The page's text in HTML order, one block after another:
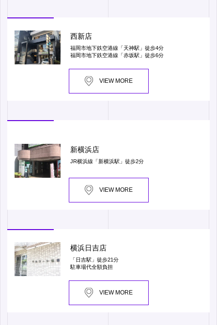
西新店
福岡市地下鉄空港線「天神駅」徒歩4分
福岡市地下鉄空港線「赤坂駅」徒歩6分
VIEW MORE
新横浜店
JR横浜線「新横浜駅」徒歩2分
VIEW MORE
横浜日吉店
「日吉駅」徒歩21分
駐車場代全額負担
VIEW MORE